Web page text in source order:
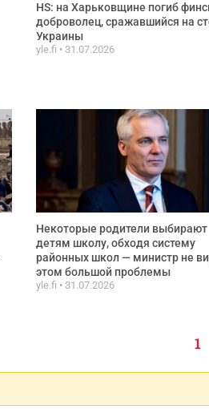
HS: на Харьковщине погиб
доброволец, сражавшийся на
Украины
yle.fi 31.07.2026
Некоторые родители выбирают
детям школу, обходя систему
районных школ — министр не
этом большой проблемы
yle.fi 31.07.2026
1